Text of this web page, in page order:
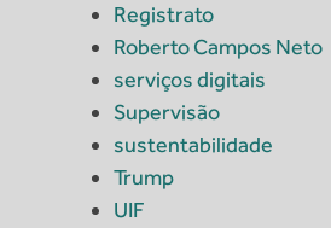
Registrato
Roberto Campos Neto
serviços digitais
Supervisão
sustentabilidade
Trump
UIF